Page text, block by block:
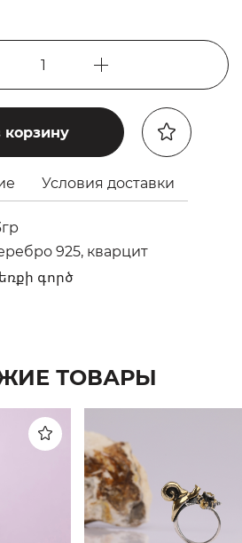
1
корзину
Условия доставки
925, кварцит
գործ
ТОВАРЫ